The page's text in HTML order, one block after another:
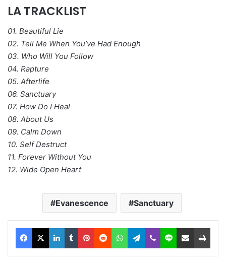
LA TRACKLIST
01. Beautiful Lie
02. Tell Me When You’ve Had Enough
03. Who Will You Follow
04. Rapture
05. Afterlife
06. Sanctuary
07. How Do I Heal
08. About Us
09. Calm Down
10. Self Destruct
11. Forever Without You
12. Wide Open Heart
Evanescence Sanctuary
Facebook
X LinkedIn
TumblrPinterest
RedditWhatsAppTelegram
ViberLine Condividi via Email